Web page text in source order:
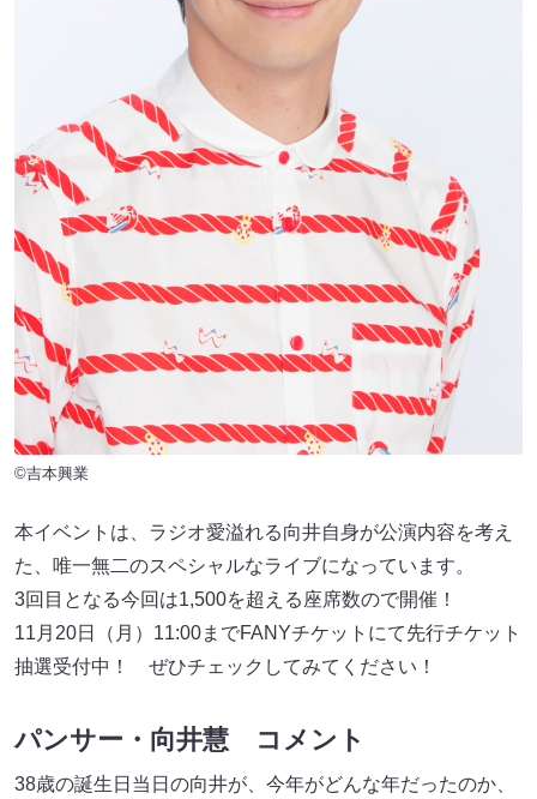
©吉本興業
本イベントは、ラジオ愛溢れる向井自身が公演内容を考え
た、唯一無二のスペシャルなライブになっています。
3回目となる今回は1,500を超える座席数ので開催！
11月20日（月）11:00までFANYチケットにて先行チケット
抽選受付中！ ぜひチェックしてみてください！
パンサー・向井慧 コメント
38歳の誕生日当日の向井が、今年がどんな年だったのか、